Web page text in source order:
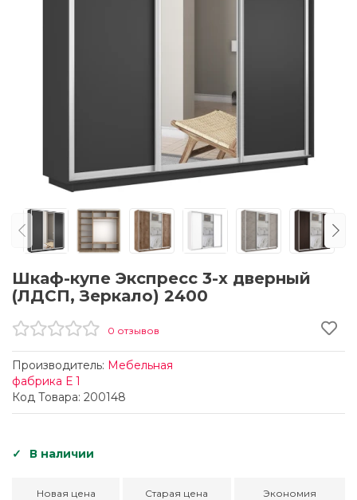
Шкаф-купе Экспресс 3-х дверный
(ЛДСП, Зеркало) 2400
0 отзывов
Производитель: Мебельная
фабрика Е 1
Код Товара: 200148
В наличии
Новая цена Старая цена Экономия